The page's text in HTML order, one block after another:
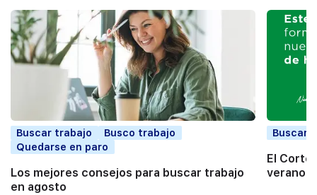
Buscar trabajo
Busco trabajo
Quedarse en paro
Los mejores consejos para buscar trabajo
en agosto
Buscar
El Corte
verano